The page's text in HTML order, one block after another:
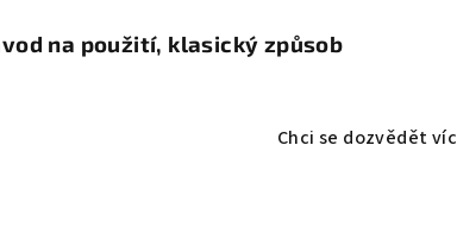
na použití, klasický způsob
Chci se dozvědět víc